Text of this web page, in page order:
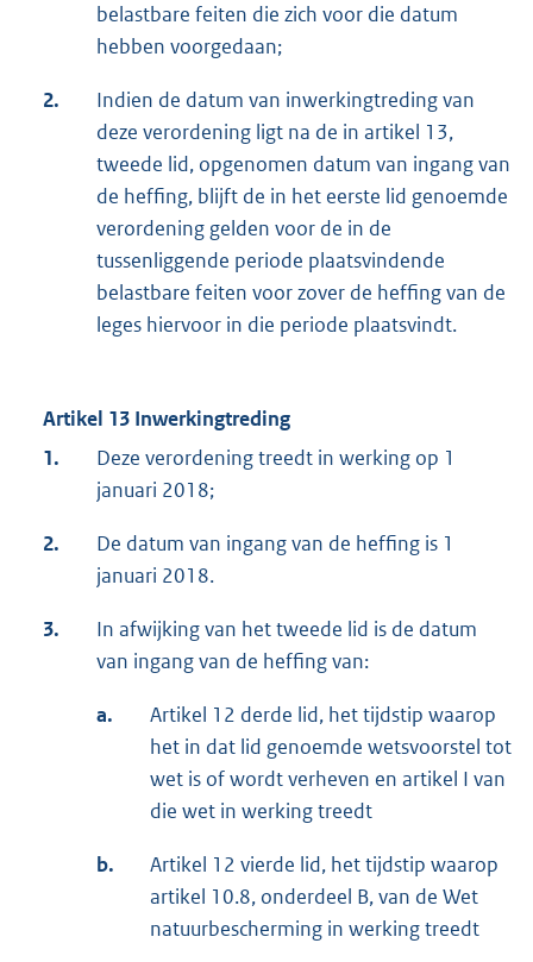
belastbare feiten die zich voor die datum
hebben voorgedaan;
2.
Indien de datum van inwerkingtreding van
deze verordening ligt na de in artikel 13,
tweede lid, opgenomen datum van ingang van
de heffing, blijft de in het eerste lid genoemde
verordening gelden voor de in de
tussenliggende periode plaatsvindende
belastbare feiten voor zover de heffing van de
leges hiervoor in die periode plaatsvindt.
Artikel 13 Inwerkingtreding
1.
Deze verordening treedt in werking op 1
januari 2018;
2.
De datum van ingang van de heffing is 1
januari 2018.
3.
In afwijking van het tweede lid is de datum
van ingang van de heffing van:
a.
Artikel 12 derde lid, het tijdstip waarop
het in dat lid genoemde wetsvoorstel tot
wet is of wordt verheven en artikel I van
die wet in werking treedt
b.
Artikel 12 vierde lid, het tijdstip waarop
artikel 10.8, onderdeel B, van de Wet
natuurbescherming in werking treedt